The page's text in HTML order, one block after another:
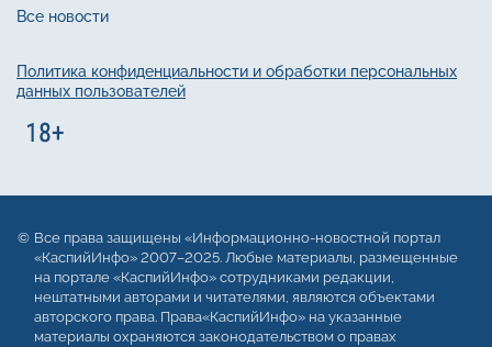
Все новости
Политика конфиденциальности и обработки персональных
данных пользователей
Все права защищены «Информационно-новостной портал
«КаспийИнфо» 2007–2025. Любые материалы, размещенные
на портале «КаспийИнфо» сотрудниками редакции,
нештатными авторами и читателями, являются объектами
авторского права. Права«КаспийИнфо» на указанные
материалы охраняются законодательством о правах